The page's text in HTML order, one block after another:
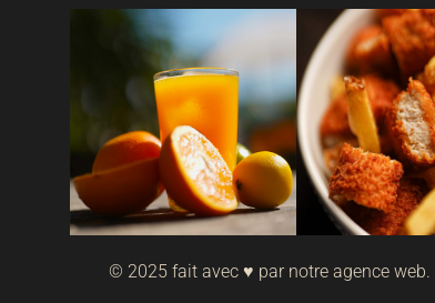
© 2025 fait avec ♥ par notre agence web.